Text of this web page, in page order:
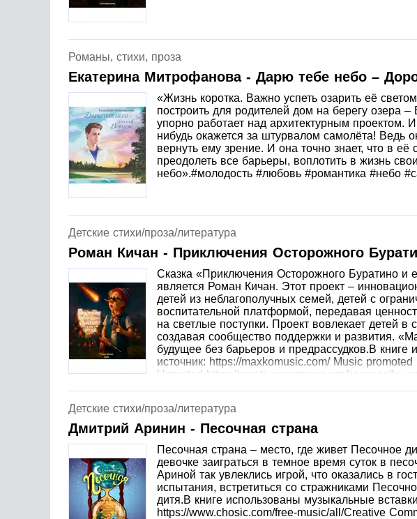
Романы, стихи, проза
Екатерина Митрофанова - Дарю тебе небо –
«Жизнь коротка. Важно успеть озарить её
построить для родителей дом на берегу озера
упорно работает над архитектурным проектом.
нибудь окажется за штурвалом самолёта! Ведь
вернуть ему зрение. И она точно знает, что в
преодолеть все барьеры, воплотить в жизнь
небо».#молодость #любовь #романтика #небо
Детские стихи/проза/литература
Роман Кичан - Приключения Осторожного
Сказка «Приключения Осторожного Буратино и
является Роман Кичан. Этот проект –
детей из неблагополучных семей, детей с
воспитательной платформой, передавая
на светлые поступки. Проект вовлекает детей
создавая сообщество поддержки и развития.
будущее без барьеров и предрассудков.В
источник: https://maxkomusic.com/ Music
Unported https://creativecommons.org/licenses/by-
Детские стихи/проза/литература
Дмитрий Аринин - Песочная страна
Песочная страна – место, где живет Песочное
девочке заиграться в темное время суток в
Ариной так увлеклись игрой, что оказались в
испытания, встретиться со стражниками
дитя.В книге использованы музыкальные
https://www.chosic.com/free-music/all/Creative